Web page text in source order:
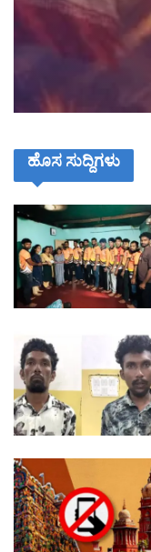
ಹೊಸ ಸುದ್ದಿಗಳು